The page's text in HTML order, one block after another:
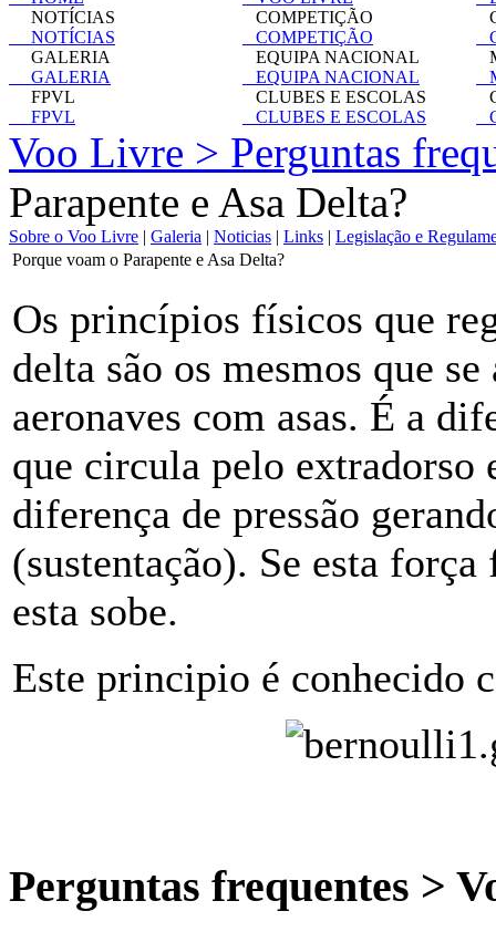
NOTÍCIAS
NOTÍCIAS
GALERIA
GALERIA
FPVL
FPVL
COMPETIÇÃO
COMPETIÇÃO
EQUIPA NACIONAL
EQUIPA NACIONAL
CLUBES E ESCOLAS
CLUBES E ESCOLAS
Voo Livre > Perguntas
Parapente e Asa Delta?
Sobre o Voo Livre | Galeria | Noticias | Links | Legislação e
Porque voam o Parapente e Asa Delta?
Os princípios físicos que
delta são os mesmos que
aeronaves com asas. É a
que circula pelo extradorso
diferença de pressão
(sustentação). Se esta
esta sobe.
Este principio é conhecido
Perguntas frequentes >